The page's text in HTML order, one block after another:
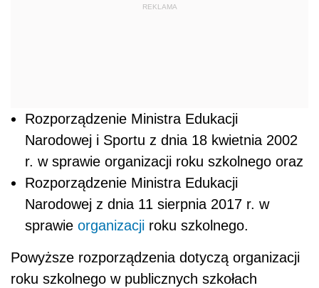
REKLAMA
Rozporządzenie Ministra Edukacji
Narodowej i Sportu z dnia 18 kwietnia 2002
r. w sprawie organizacji roku szkolnego oraz
Rozporządzenie Ministra Edukacji
Narodowej z dnia 11 sierpnia 2017 r. w
sprawie organizacji roku szkolnego.
Powyższe rozporządzenia dotyczą organizacji
roku szkolnego w publicznych szkołach